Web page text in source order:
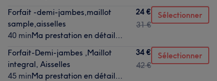
Forfait -demi-jambes,maillot
sample,aisselles
40 minMa prestation en détail...
24 €
31 €
Sélectionner
Forfait-Demi-jambes ,Maillot
integral, Aisselles
45 minMa prestation en détail...
34 €
42 €
Sélectionner